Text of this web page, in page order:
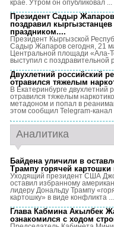
крае. Утром он опубликовал ...
Президент Садыр Жапаров
поздравил кыргызстанцев
праздником....
Президент Кыргызской
Садыр Жапаров сегодня, 21
Центральной площади «Ала-
выступил с поздравительной
Двухлетний российский
отравился тяжелым
В Екатеринбурге двухлетний
отравился тяжелым
метадоном и попал в
этом сообщил Telegram-канал
Аналитика
Байдена уличили в
Трампу горячей картошки
Уходящий президент США
оставил избранному
лидеру Дональду Трампу
картошку» в виде конфликта ...
Глава Кабмина Акылбек
ознакомился с ходом